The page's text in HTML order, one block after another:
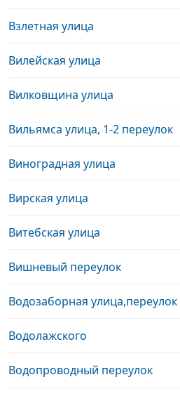
Взлетная улица
Вилейская улица
Вилковщина улица
Вильямса улица, 1-2 переулок
Виноградная улица
Вирская улица
Витебская улица
Вишневый переулок
Водозаборная улица,переулок
Водолажского
Водопроводный переулок